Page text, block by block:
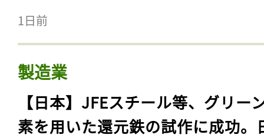
1日前
製造業
【日本】JFEスチール等、グリー
素を用いた還元鉄の試作に成功。